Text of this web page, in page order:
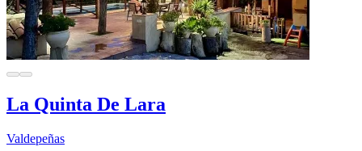
La Quinta De Lara
Valdepeñas